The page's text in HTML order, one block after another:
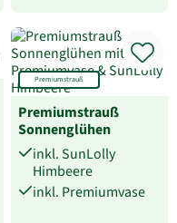
Premiumstrauß
Premiumstrauß
Sonnenglühen
inkl. SunLolly
Himbeere
inkl. Premiumvase